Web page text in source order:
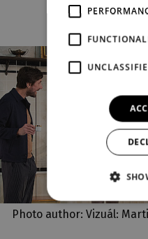
Photo author: Vizuál: